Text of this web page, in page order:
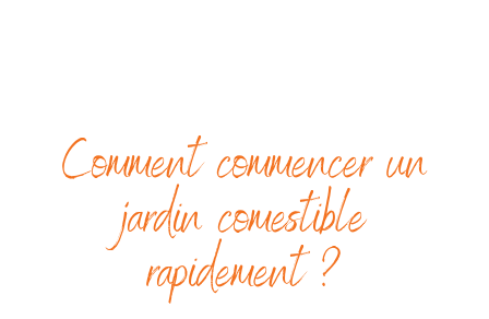
Comment commencer un
jardin comestible
rapidement ?